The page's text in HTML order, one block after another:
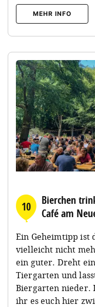
MEHR INFO
10
Bierchen
Café am
Ein Geheimtipp ist
vielleicht nicht
ein guter. Dreht
Tiergarten und
Biergarten nieder.
ihr es euch hier